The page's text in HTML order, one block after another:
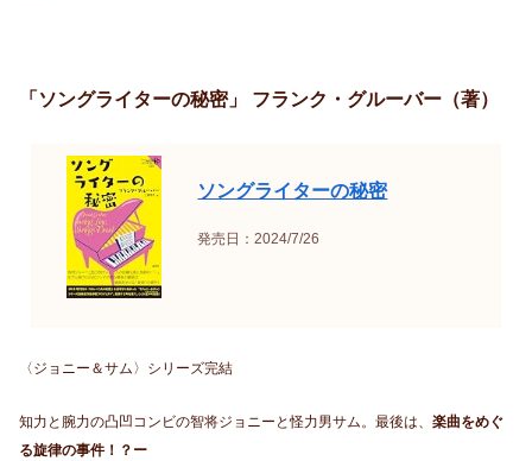
「ソングライターの秘密」 フランク・グルーバー（著）
ソングライターの秘密
発売日：2024/7/26
〈ジョニー＆サム〉シリーズ完結
知力と腕力の凸凹コンビの智将ジョニーと怪力男サム。最後は、 楽曲をめぐ
る旋律の事件！？ー